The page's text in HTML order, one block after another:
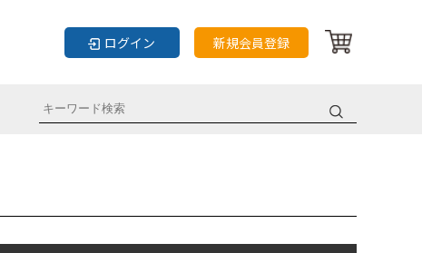
ログイン 新規会員登録